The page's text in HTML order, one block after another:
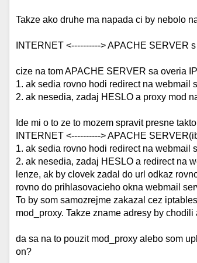
Takze ako druhe ma napada ci by nebolo
INTERNET <----------> APACHE SERVER
cize na tom APACHE SERVER sa overia IP
1. ak sedia rovno hodi redirect na webmail
2. ak nesedia, zadaj HESLO a proxy mod
Ide mi o to ze to mozem spravit presne
INTERNET <----------> APACHE
1. ak sedia rovno hodi redirect na webmail
2. ak nesedia, zadaj HESLO a redirect na
lenze, ak by clovek zadal do url odkaz
rovno do prihlasovacieho okna webmail
To by som samozrejme zakazal cez
mod_proxy. Takze zname adresy by
da sa na to pouzit mod_proxy alebo som
on?